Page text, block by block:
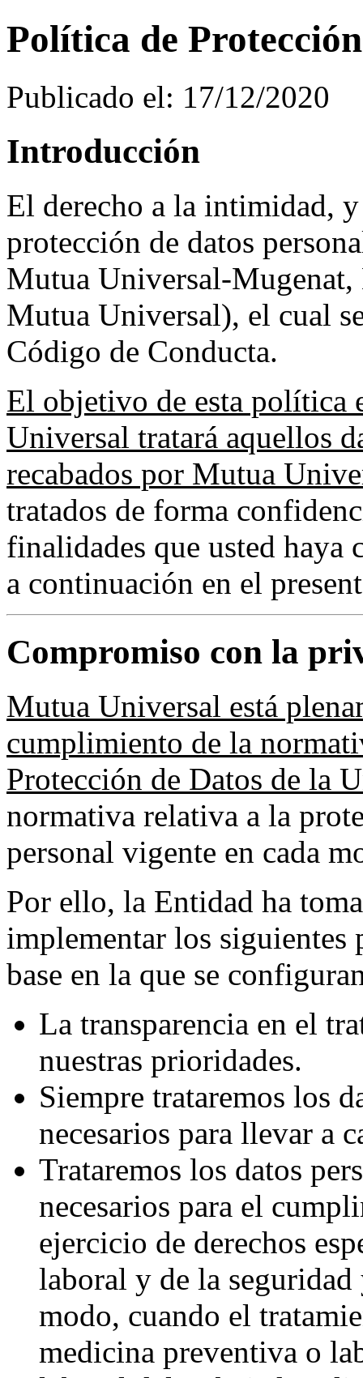
Política de
Publicado el: 17/12/2020
Introducción
El derecho a la intimidad,
protección de datos
Mutua Universal-
Mutua Universal), el cual
Código de Conducta.
El objetivo de esta política
Universal tratará aquellos
recabados por Mutua
tratados de forma
finalidades que usted haya
a continuación en el
Compromiso con la
Mutua Universal está
cumplimiento de la
Protección de Datos de la
normativa relativa a la
personal vigente en cada
Por ello, la Entidad ha
implementar los
base en la que se
La transparencia en el
nuestras prioridades.
Siempre trataremos los
necesarios para llevar a
Trataremos los datos
necesarios para el
ejercicio de derechos
laboral y de la
modo, cuando el
medicina preventiva o